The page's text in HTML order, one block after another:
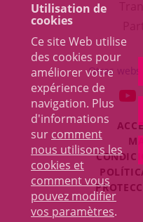
Utilisation de
cookies
Ce site Web utilise
des cookies pour
améliorer votre
expérience de
navigation. Plus
d'informations
sur comment
nous utilisons les
cookies et
comment vous
pouvez modifier
vos paramètres.
Otras